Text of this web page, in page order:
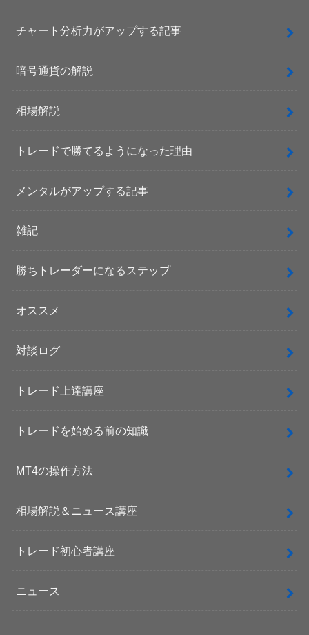
チャート分析力がアップする記事
暗号通貨の解説
相場解説
トレードで勝てるようになった理由
メンタルがアップする記事
雑記
勝ちトレーダーになるステップ
オススメ
対談ログ
トレード上達講座
トレードを始める前の知識
MT4の操作方法
相場解説＆ニュース講座
トレード初心者講座
ニュース